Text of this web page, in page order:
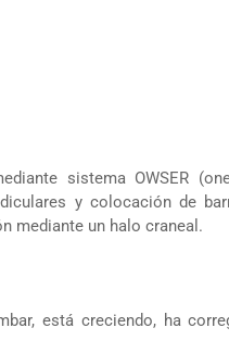
sistema OWSER
y colocación de
mediante un halo craneal.
está creciendo, ha